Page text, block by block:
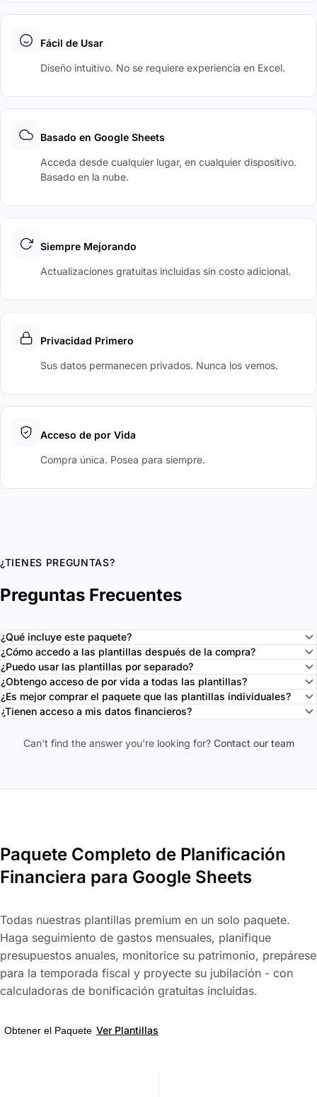
Fácil de Usar
Diseño intuitivo. No se requiere experiencia en Excel.
Basado en Google Sheets
Acceda desde cualquier lugar, en cualquier dispositivo.
Basado en la nube.
Siempre Mejorando
Actualizaciones gratuitas incluidas sin costo adicional.
Privacidad Primero
Sus datos permanecen privados. Nunca los vemos.
Acceso de por Vida
Compra única. Posea para siempre.
¿TIENES PREGUNTAS?
Preguntas Frecuentes
¿Qué incluye este paquete?
¿Cómo accedo a las plantillas después de la compra?
¿Puedo usar las plantillas por separado?
¿Obtengo acceso de por vida a todas las plantillas?
¿Es mejor comprar el paquete que las plantillas individuales?
¿Tienen acceso a mis datos financieros?
Can't find the answer you're looking for? Contact our team
Paquete Completo de Planificación
Financiera para Google Sheets
Todas nuestras plantillas premium en un solo paquete.
Haga seguimiento de gastos mensuales, planifique
presupuestos anuales, monitorice su patrimonio, prepárese
para la temporada fiscal y proyecte su jubilación - con
calculadoras de bonificación gratuitas incluidas.
Obtener el Paquete Ver Plantillas